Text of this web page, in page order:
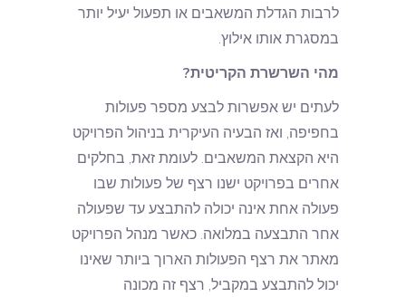
לרבות הגדלת המשאבים או תפעול יעיל יותר
במסגרת אותו אילוץ.
מהי השרשרת הקריטית?
לעתים יש אפשרות לבצע מספר פעולות
בחפיפה, ואז הבעיה העיקרית בניהול הפרויקט
היא הקצאת המשאבים. לעומת זאת, בחלקים
אחרים בפרויקט ישנו רצף של פעולות שבו
פעולה אחת אינה יכולה להתבצע עד שפעולה
אחר התבצעה במלואה. כאשר מנהל הפרויקט
מאתר את רצף הפעולות הארוך ביותר שאינו
יכול להתבצע במקביל, רצף זה מכונה